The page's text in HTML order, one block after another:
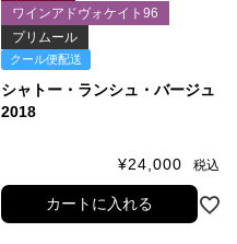
シャトー・ランシュ・バージュ
2018
ワインアドヴォケイト96
プリムール
クール便配送
¥24,000 税込
カートに入れる